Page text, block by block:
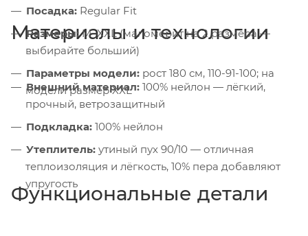
Посадка: Regular Fit
Размеры:M–XXL (маломерит на 2 размера —
выбирайте больший)
Параметры модели: рост 180 см, 110-91-100; на
модели размер XXL
Материалы и технологии
Внешний материал: 100% нейлон — лёгкий,
прочный, ветрозащитный
Подкладка: 100% нейлон
Утеплитель: утиный пух 90/10 — отличная
теплоизоляция и лёгкость, 10% пера добавляют
упругость
Функциональные детали